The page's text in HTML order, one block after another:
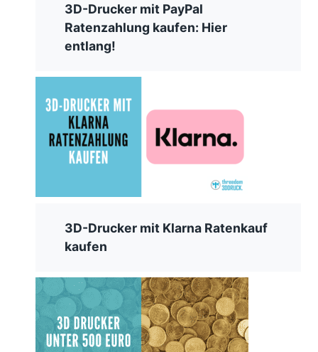
3D-Drucker mit PayPal
Ratenzahlung kaufen: Hier
entlang!
3D-Drucker mit Klarna Ratenkauf
kaufen